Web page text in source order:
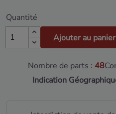
Quantité
Ajouter au panier
Nombre de parts : 48
Indication